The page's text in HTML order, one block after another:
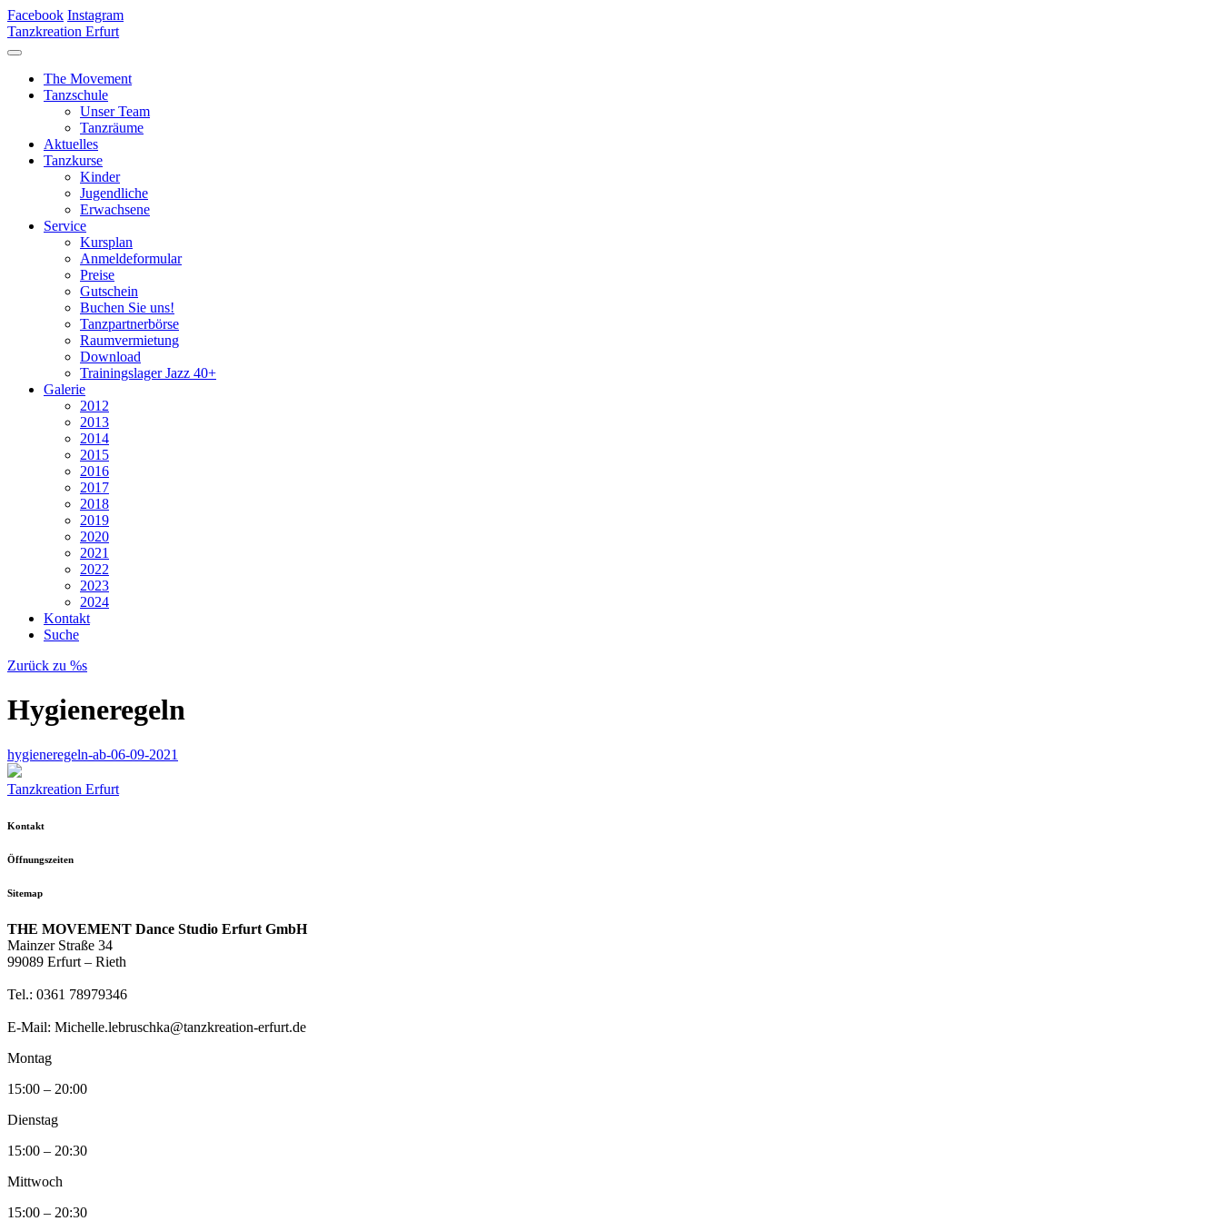
Facebook Instagram
Tanzkreation Erfurt
The Movement
Tanzschule
Unser Team
Tanzräume
Aktuelles
Tanzkurse
Kinder
Jugendliche
Erwachsene
Service
Kursplan
Anmeldeformular
Preise
Gutschein
Buchen Sie uns!
Tanzpartnerbörse
Raumvermietung
Download
Trainingslager Jazz 40+
Galerie
2012
2013
2014
2015
2016
2017
2018
2019
2020
2021
2022
2023
2024
Kontakt
Suche
Zurück zu %s
Hygieneregeln
hygieneregeln-ab-06-09-2021
Tanzkreation Erfurt
Kontakt
Öffnungszeiten
Sitemap
THE MOVEMENT Dance Studio Erfurt GmbH
Mainzer Straße 34
99089 Erfurt – Rieth
Tel.: 0361 78979346
E-Mail: Michelle.lebruschka@tanzkreation-erfurt.de
Montag
15:00 – 20:00
Dienstag
15:00 – 20:30
Mittwoch
15:00 – 20:30